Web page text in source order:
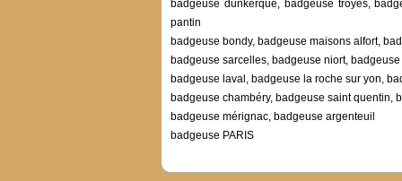
badgeuse dunkerque, badgeuse troyes,
pantin
badgeuse bondy, badgeuse maisons alfort,
badgeuse sarcelles, badgeuse niort,
badgeuse laval, badgeuse la roche sur yon,
badgeuse chambéry, badgeuse saint quentin,
badgeuse mérignac, badgeuse argenteuil
badgeuse PARIS